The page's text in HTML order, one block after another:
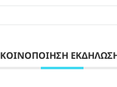
ΚΟΙΝΟΠΟΊΗΣΗ